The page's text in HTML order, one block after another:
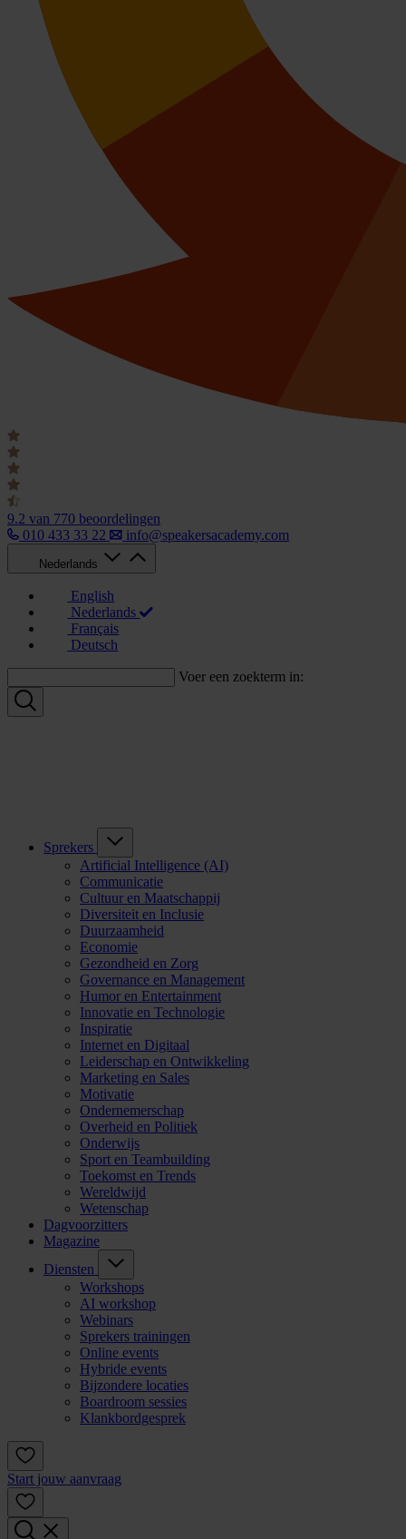
9.2 van 770 beoordelingen
010 433 33 22
info@speakersacademy.com
Nederlands
English
Nederlands
Français
Deutsch
Voer een zoekterm in:
Sprekers
Artificial Intelligence (AI)
Communicatie
Cultuur en Maatschappij
Diversiteit en Inclusie
Duurzaamheid
Economie
Gezondheid en Zorg
Governance en Management
Humor en Entertainment
Innovatie en Technologie
Inspiratie
Internet en Digitaal
Leiderschap en Ontwikkeling
Marketing en Sales
Motivatie
Ondernemerschap
Overheid en Politiek
Onderwijs
Sport en Teambuilding
Toekomst en Trends
Wereldwijd
Wetenschap
Dagvoorzitters
Magazine
Diensten
Workshops
AI workshop
Webinars
Sprekers trainingen
Online events
Hybride events
Bijzondere locaties
Boardroom sessies
Klankbordgesprek
Start jouw aanvraag